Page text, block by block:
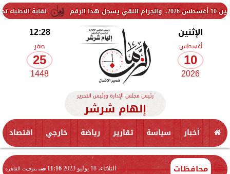
نقابة الأطباء تحذر من كارثة
الإثنين
أغسطس
10
2026
12:28
صفر
25
1448
رئيس مجلس الإدارة ورئيس التحرير
إلهام شرشر
أخبار سياسة تقارير رياضة خارجي اقتصاد
محافظات الثلاثاء، 18 يوليو 2023 11:16 صـ بتوقيت القاهرة